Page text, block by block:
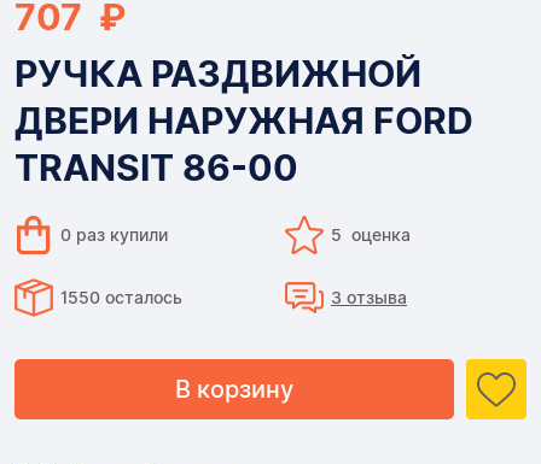
707 ₽
РУЧКА РАЗДВИЖНОЙ
ДВЕРИ НАРУЖНАЯ FORD
TRANSIT 86-00
0 раз купили 5 оценка
1550 осталось 3 отзыва
В корзину